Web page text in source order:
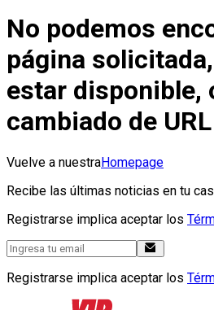
No podemos
página
estar disponible,
cambiado de URL
Vuelve a nuestraHomepage
Recibe las últimas noticias en tu
Registrarse implica aceptar los
Registrarse implica aceptar los